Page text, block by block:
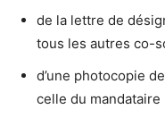
de la lettre de
tous les autres co-
d’une photocopie
celle du mandataire